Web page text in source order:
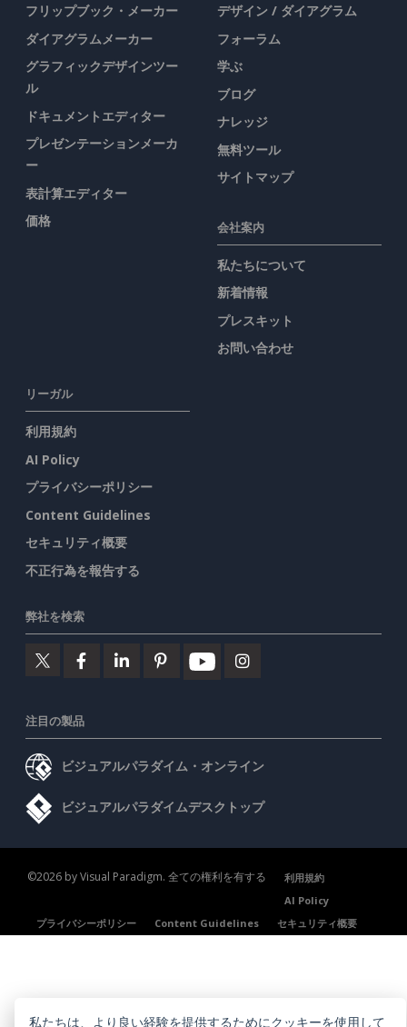
フリップブック・メーカー
ダイアグラムメーカー
グラフィックデザインツー
ル
ドキュメントエディター
プレゼンテーションメーカ
ー
表計算エディター
価格
デザイン / ダイアグラム
フォーラム
学ぶ
ブログ
ナレッジ
無料ツール
サイトマップ
会社案内
私たちについて
新着情報
プレスキット
お問い合わせ
リーガル
利用規約
AI Policy
プライバシーポリシー
Content Guidelines
セキュリティ概要
不正行為を報告する
弊社を検索
注目の製品
ビジュアルパラダイム・オンライン
ビジュアルパラダイムデスクトップ
©2026 by Visual Paradigm. 全ての権利を有する
利用規約
AI Policy
プライバシーポリシー
Content Guidelines セキュリティ概要
私たちは、より良い経験を提供するためにクッキーを使用して